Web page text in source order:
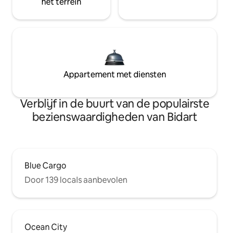
Appartement met diensten
Verblijf in de buurt van de populairste
bezienswaardigheden van Bidart
Blue Cargo
Door 139 locals aanbevolen
Ocean City